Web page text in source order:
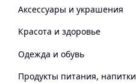
Аксессуары и украшения
Красота и здоровье
Одежда и обувь
Продукты питания, напитки